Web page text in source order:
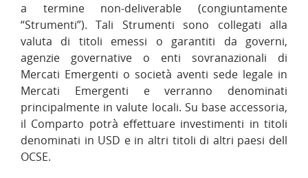
a termine non-deliverable (congiuntamente
“Strumenti”). Tali Strumenti sono collegati alla
valuta di titoli emessi o garantiti da governi,
agenzie governative o enti sovranazionali di
Mercati Emergenti o società aventi sede legale in
Mercati Emergenti e verranno denominati
principalmente in valute locali. Su base accessoria,
il Comparto potrà effettuare investimenti in titoli
denominati in USD e in altri titoli di altri paesi dell
OCSE.